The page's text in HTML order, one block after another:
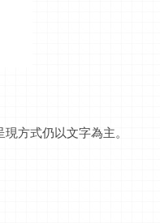
方式仍以文字為主。